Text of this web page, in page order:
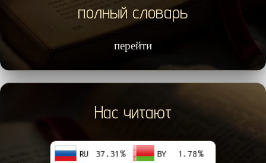
полный словарь
перейти
Нас читают